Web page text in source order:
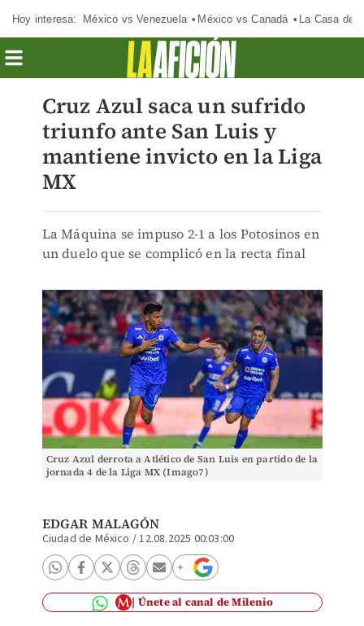
Hoy interesa: México vs Venezuela México vs Canadá La Casa de
Cruz Azul saca un sufrido
triunfo ante San Luis y
mantiene invicto en la Liga
MX
La Máquina se impuso 2-1 a los Potosinos en
un duelo que se complicó en la recta final
Cruz Azul derrota a Atlético de San Luis en partido de la
jornada 4 de la Liga MX (Imago7)
EDGAR MALAGÓN
Ciudad de México /12.08.2025 00:03:00
Únete al canal de Milenio